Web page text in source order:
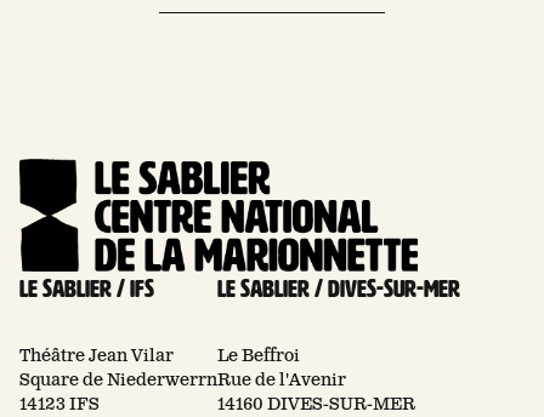
Le Sablier / Ifs
Théâtre Jean Vilar
Square de Niederwerrn
14123 IFS
Le Sablier / Dives-sur-mer
Le Beffroi
Rue de l'Avenir
14160 DIVES-SUR-MER